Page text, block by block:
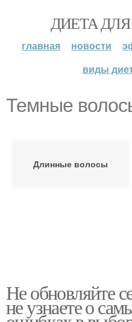
ДИЕТА
главная новости
виды
Темные
Длинные волосы
Не обновляйте
не узнаете о